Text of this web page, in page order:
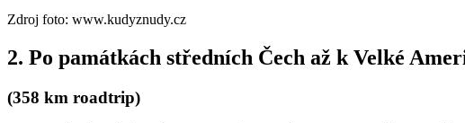
Zdroj foto: www.kudyznudy.cz
2. Po památkách středních Čech až k Velké
(358 km roadtrip)